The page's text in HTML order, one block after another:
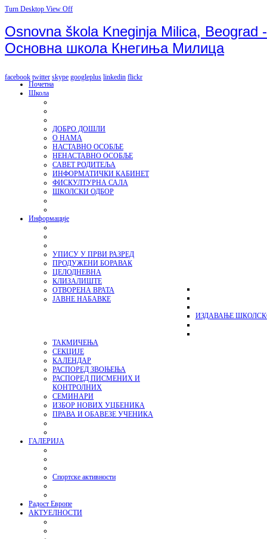
Turn Desktop View Off
Osnovna škola Kneginja Milica, Beograd -
Основна школа Кнегиња Милица
facebook twitter skype googleplus linkedin flickr
Почетна
Школа
ДОБРО ДОШЛИ
О НАМА
НАСТАВНО ОСОБЉЕ
НЕНАСТАВНО ОСОБЉЕ
САВЕТ РОДИТЕЉА
ИНФОРМАТИЧКИ КАБИНЕТ
ФИСКУЛТУРНА САЛА
ШКОЛСКИ ОДБОР
Информације
УПИСУ У ПРВИ РАЗРЕД
ПРОДУЖЕНИ БОРАВАК
ЦЕЛОДНЕВНА
КЛИЗАЛИШТЕ
ОТВОРЕНА ВРАТА
ЈАВНЕ НАБАВКЕ
ИЗДАВАЊЕ
ТАКМИЧЕЊА
СЕКЦИЈЕ
КАЛЕНДАР
РАСПОРЕД ЗВОЊЕЊА
РАСПОРЕД ПИСМЕНИХ И
КОНТРОЛНИХ
СЕМИНАРИ
ИЗБОР НОВИХ УЏБЕНИКА
ПРАВА И ОБАВЕЗЕ УЧЕНИКА
ГАЛЕРИЈА
Спортске активности
Радост Европе
АКТУЕЛНОСТИ